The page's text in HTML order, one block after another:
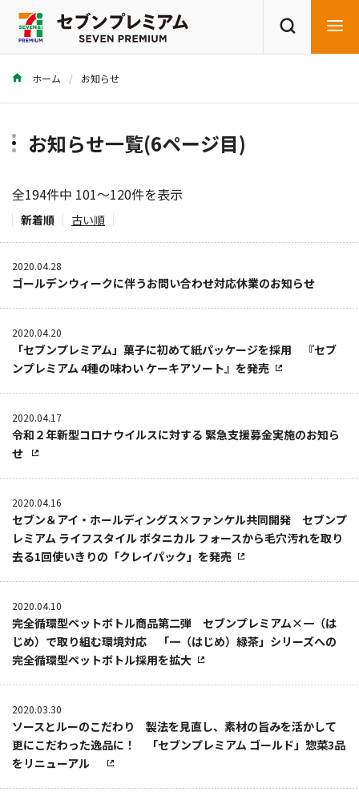
商品を探す レシピを探す
ホーム お知らせ
お知らせ一覧(6ページ目)
全194件中 101～120件を表示
新着順 古い順
2020.04.28
ゴールデンウィークに伴うお問い合わせ対応休業のお知らせ
2020.04.20
「セブンプレミアム」菓子に初めて紙パッケージを採用 『セブ
ンプレミアム 4種の味わい ケーキアソート』を発売
2020.04.17
令和２年新型コロナウイルスに対する 緊急支援募金実施のお知ら
せ
2020.04.16
セブン＆アイ・ホールディングス×ファンケル共同開発 セブンプ
レミアム ライフスタイル ボタニカル フォースから毛穴汚れを取り
去る1回使いきりの「クレイパック」を発売
2020.04.10
完全循環型ペットボトル商品第二弾 セブンプレミアム×一（は
じめ）で取り組む環境対応 「一（はじめ）緑茶」シリーズへの
完全循環型ペットボトル採用を拡大
2020.03.30
ソースとルーのこだわり 製法を見直し、素材の旨みを活かして
更にこだわった逸品に！ 「セブンプレミアム ゴールド」惣菜3品
をリニューアル